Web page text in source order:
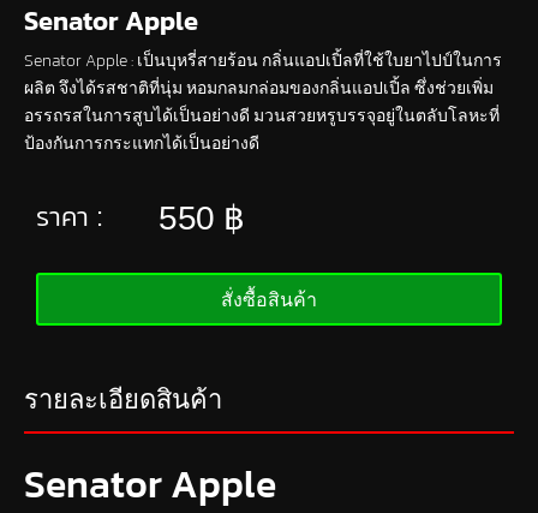
Senator Apple
Senator Apple : เป็นบุหรี่สายร้อน กลิ่นแอปเปิ้ลที่ใช้ใบยาไปป์ในการ
ผลิต จึงได้รสชาติที่นุ่ม หอมกลมกล่อมของกลิ่นแอปเปิ้ล ซึ่งช่วยเพิ่ม
อรรถรสในการสูบได้เป็นอย่างดี มวนสวยหรูบรรจุอยู่ในตลับโลหะที่
ป้องกันการกระแทกได้เป็นอย่างดี
ราคา : 550 ฿
สั่งซื้อสินค้า
รายละเอียดสินค้า
Senator Apple